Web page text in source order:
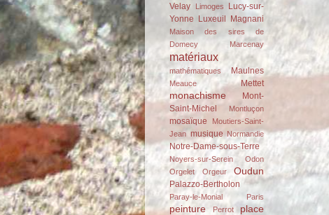
Velay
Limoges
Lucy-sur-
Yonne Luxeuil Magnani
Maison des sires de
Domecy
Marcenay
matériaux
mathématiques Maulnes
Meauce Mettet
monachisme
Mont-
Saint-Michel
Montluçon
mosaïque
Moutiers-Saint-
Jean musique Normandie
Notre-Dame-sous-Terre
Noyers-sur-Serein
Odon
Orgelet
Orgeur Oudun
Palazzo-Bertholon
Paray-le-Monial Paris
peinture Perrot
place